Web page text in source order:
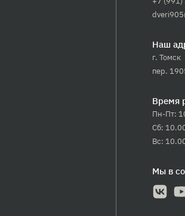
Наш
г. Томск
пер.
Время
Пн-Пт:
Сб:
Вс:
Мы в